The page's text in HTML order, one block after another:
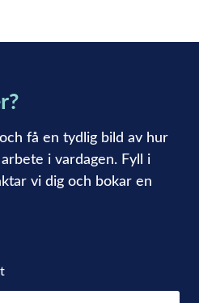
få en tydlig bild av hur
i vardagen. Fyll i
vi dig och bokar en